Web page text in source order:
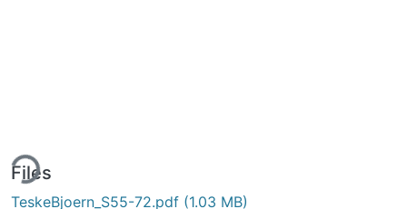
Files
TeskeBjoern_S55-72.pdf (1.03 MB)